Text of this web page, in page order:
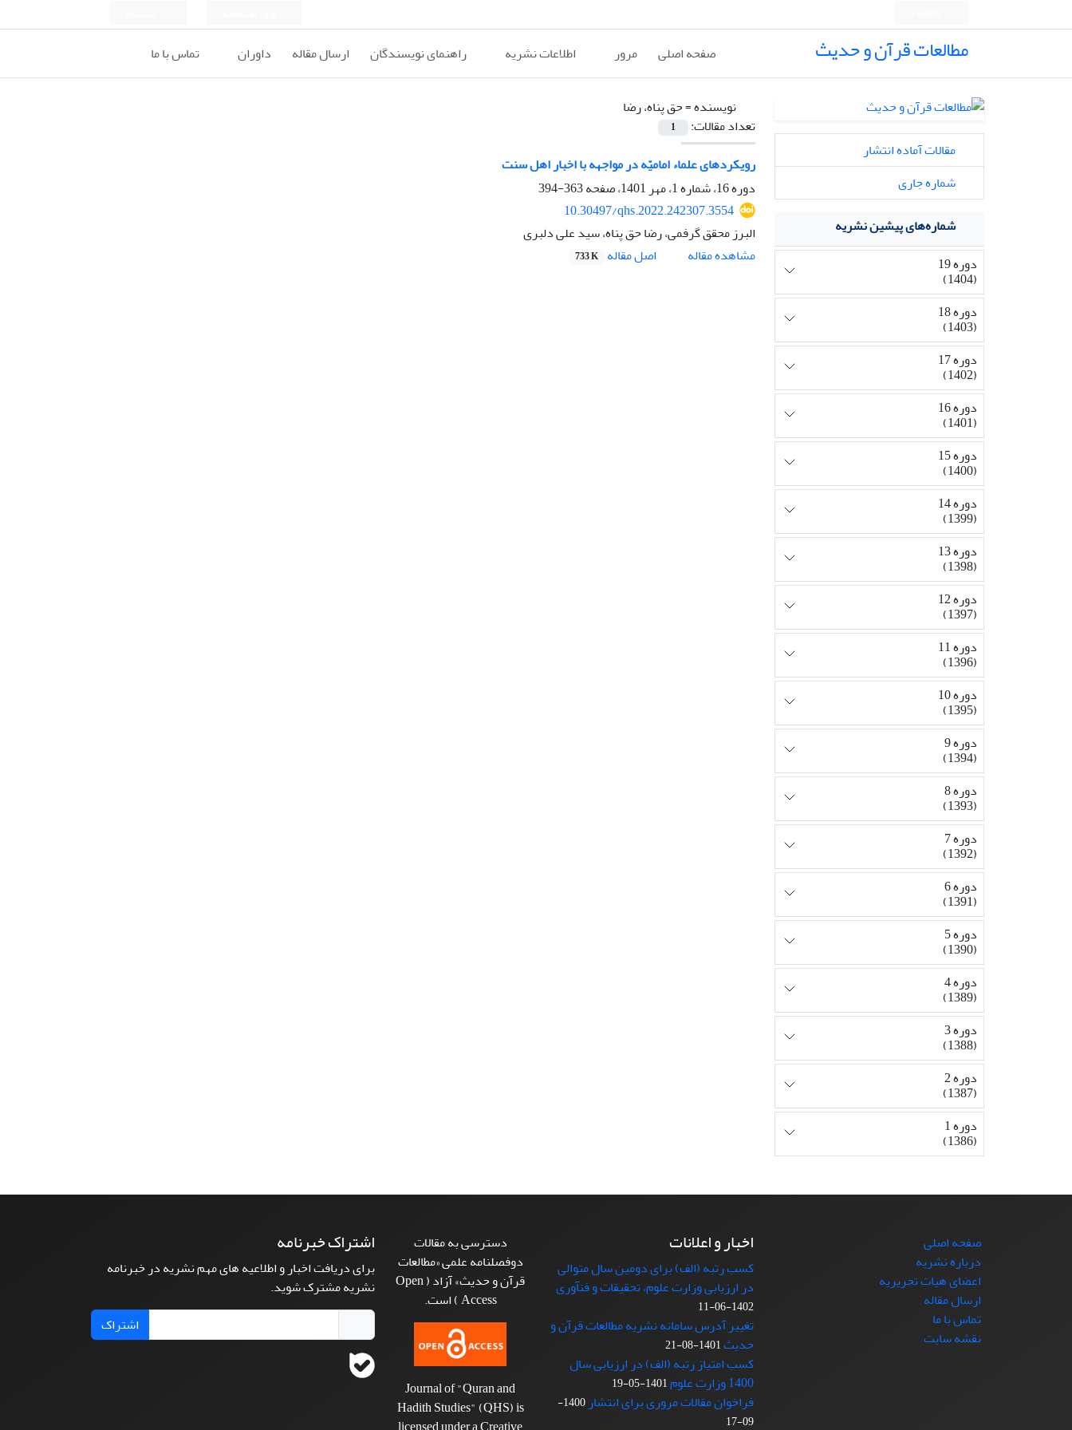
مطالعات قرآن و حدیث صفحه اصلی مرور اطلاعات نشریه راهنمای نویسندگان ارسال مقاله داوران تماس با ما
نویسنده =حق پناه، رضا
تعداد مقالات:
1
رویکرد‌های علماء امامیّه در مواجهه با اخبار اهل سنت
دوره 16، شماره 1، مهر 1401، صفحه
363-394
10.30497/qhs.2022.242307.3554
البرز محقق گرفمی، رضا حق پناه، سید علی دلبری
مشاهده مقاله
اصل مقاله 733 K
مقالات آماده انتشار
شماره جاری
شماره‌های پیشین نشریه
دوره 19
(1404)
دوره 18
(1403)
دوره 17
(1402)
دوره 16
(1401)
دوره 15
(1400)
دوره 14
(1399)
دوره 13
(1398)
دوره 12
(1397)
دوره 11
(1396)
دوره 10
(1395)
دوره 9
(1394)
دوره 8
(1393)
دوره 7
(1392)
دوره 6
(1391)
دوره 5
(1390)
دوره 4
(1389)
دوره 3
(1388)
دوره 2
(1387)
دوره 1
(1386)
صفحه اصلی
درباره نشریه
اعضای هیات تحریریه
ارسال مقاله
تماس با ما
نقشه سایت
اخبار و اعلانات
کسب رتبه (الف) برای دومین سال متوالی
در ارزیابی وزارت علوم، تحقیقات و فنآوری
1402-06-11
تغییر آدرس سامانه نشریه مطالعات قرآن و
حدیث1401-08-21
کسب امتیاز رتبه (الف) در ارزیابی سال
1400 وزارت علوم
1401-05-19
فراخوان مقالات مروری برای انتشار
1400-
09-17
دسترسی به مقالات
دوفصلنامه علمی «مطالعات
قرآن و حدیث» آزاد ( Open
Access ) است.
Journal of "Quran and
Hadith Studies" (QHS) is
اشتراک خبرنامه
برای دریافت اخبار و اطلاعیه های مهم نشریه در خبرنامه
نشریه مشترک شوید.
اشتراک